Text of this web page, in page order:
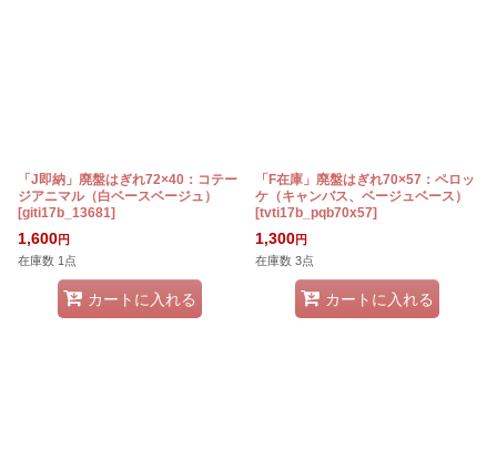
「J即納」廃盤はぎれ72×40：コテー
ジアニマル（白ベースベージュ）
[giti17b_13681]
1,600円
在庫数 1点
カートに入れる
「F在庫」廃盤はぎれ70×57：ペロッ
ケ（キャンバス、ベージュベース）
[tvti17b_pqb70x57]
1,300円
在庫数 3点
カートに入れる